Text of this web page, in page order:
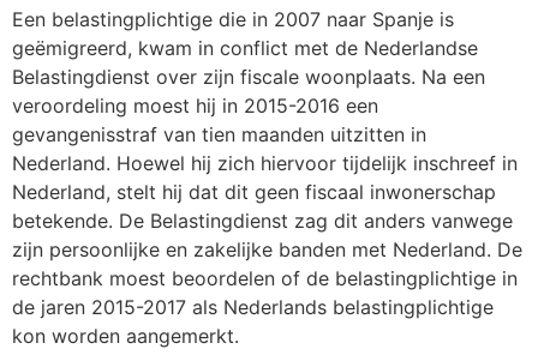
Een belastingplichtige die in 2007 naar Spanje is
geëmigreerd, kwam in conflict met de Nederlandse
Belastingdienst over zijn fiscale woonplaats. Na een
veroordeling moest hij in 2015-2016 een
gevangenisstraf van tien maanden uitzitten in
Nederland. Hoewel hij zich hiervoor tijdelijk inschreef in
Nederland, stelt hij dat dit geen fiscaal inwonerschap
betekende. De Belastingdienst zag dit anders vanwege
zijn persoonlijke en zakelijke banden met Nederland. De
rechtbank moest beoordelen of de belastingplichtige in
de jaren 2015-2017 als Nederlands belastingplichtige
kon worden aangemerkt.